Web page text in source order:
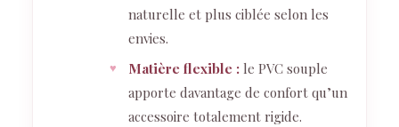
naturelle et plus ciblée selon les
envies.
Matière flexible :le PVC souple
apporte davantage de confort qu’un
accessoire totalement rigide.